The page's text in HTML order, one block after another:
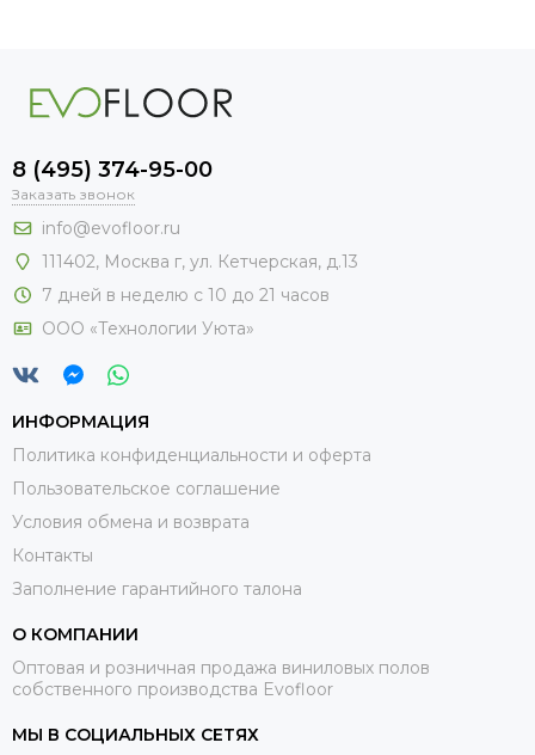
8 (495) 374-95-00
Заказать звонок
info@evofloor.ru
111402, Москва г, ул. Кетчерская, д.13
7 дней в неделю с 10 до 21 часов
ООО «Технологии Уюта»
ИНФОРМАЦИЯ
Политика конфиденциальности и оферта
Пользовательское соглашение
Условия обмена и возврата
Контакты
Заполнение гарантийного талона
О КОМПАНИИ
Оптовая и розничная продажа виниловых полов
собственного производства Evofloor
МЫ В СОЦИАЛЬНЫХ СЕТЯХ